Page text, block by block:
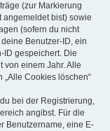
(zur Markierung
bist) sowie
(sofern du nicht
Benutzer-ID, ein
ID gespeichert. Die
einem Jahr. Alle
Cookies löschen“
bei der Registrierung,
angibst. Für die
Benutzername, eine E-